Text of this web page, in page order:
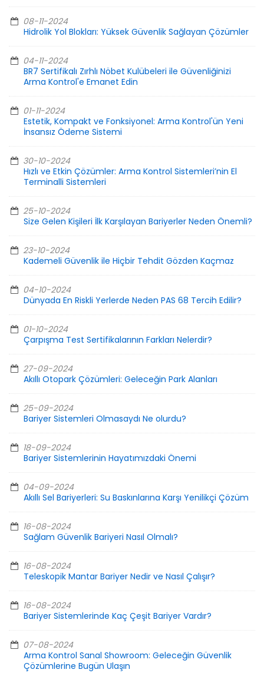
08-11-2024
Hidrolik Yol Blokları: Yüksek Güvenlik Sağlayan Çözümler
04-11-2024
BR7 Sertifikalı Zırhlı Nöbet Kulübeleri ile Güvenliğinizi
Arma Kontrol'e Emanet Edin
01-11-2024
Estetik, Kompakt ve Fonksiyonel: Arma Kontrol'ün Yeni
İnsansız Ödeme Sistemi
30-10-2024
Hızlı ve Etkin Çözümler: Arma Kontrol Sistemleri’nin El
Terminalli Sistemleri
25-10-2024
Size Gelen Kişileri İlk Karşılayan Bariyerler Neden Önemli?
23-10-2024
Kademeli Güvenlik ile Hiçbir Tehdit Gözden Kaçmaz
04-10-2024
Dünyada En Riskli Yerlerde Neden PAS 68 Tercih Edilir?
01-10-2024
Çarpışma Test Sertifikalarının Farkları Nelerdir?
27-09-2024
Akıllı Otopark Çözümleri: Geleceğin Park Alanları
25-09-2024
Bariyer Sistemleri Olmasaydı Ne olurdu?
18-09-2024
Bariyer Sistemlerinin Hayatımızdaki Önemi
04-09-2024
Akıllı Sel Bariyerleri: Su Baskınlarına Karşı Yenilikçi Çözüm
16-08-2024
Sağlam Güvenlik Bariyeri Nasıl Olmalı?
16-08-2024
Teleskopik Mantar Bariyer Nedir ve Nasıl Çalışır?
16-08-2024
Bariyer Sistemlerinde Kaç Çeşit Bariyer Vardır?
07-08-2024
Arma Kontrol Sanal Showroom: Geleceğin Güvenlik
Çözümlerine Bugün Ulaşın